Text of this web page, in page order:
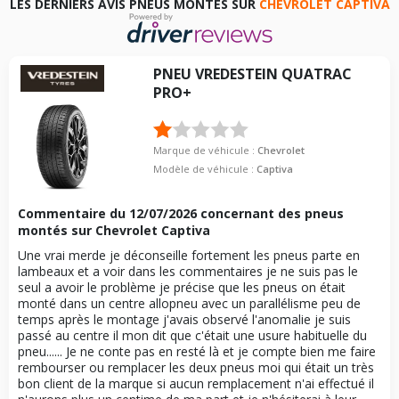
Numéro de moteur
Cylindrée cm3
1991
Puissance en Kw max
93
Type
Numéro d'identification
de véhicule
C100.140
VISSERIE CHEVROLET CAPTIVA VAN DEPUIS 06-2006 VCDI
(126CV)
Type de boulon
Taille de la tête de boulon
Force de rotation du
boulon
110
Pour la visserie, afin de garantir une parfaite compatibilité, nous
vous conseillons de contacter directement le constructeur.
Année de fin de
2011-02-01
Code motorisation
LLW
Numéro de moteur
Cylindrée cm3
1991
Puissance en Kw max
110
Type
Numéro d'identification
de véhicule
C100.140
VISSERIE CHEVROLET CAPTIVA VAN DEPUIS 06-2006 VCDI
TRACTION INTÉGRALE (150CV)
Type de boulon
M12x1.5
Taille de la tête de boulon
19
Force de rotation du
boulon
110
Pour la visserie, afin de garantir une parfaite compatibilité, nous
vous conseillons de contacter directement le constructeur.
LES DERNIERS AVIS PNEUS MONTÉS SUR CHEVROLET CAPTIVA
PNEUVREDESTEIN QUATRAC
PRO+
Marque de véhicule :Chevrolet
Modèle de véhicule :Captiva
Commentaire du 12/07/2026 concernant des pneus
montés sur Chevrolet Captiva
Une vrai merde je déconseille fortement les pneus parte en
lambeaux et a voir dans les commentaires je ne suis pas le
seul a avoir le problème je précise que les pneus on était
monté dans un centre allopneu avec un parallélisme peu de
temps après le montage j'avais observé l'anomalie je suis
passé au centre il mon dit que c'était une usure habituelle du
pneu...... Je ne conte pas en resté là et je compte bien me faire
rembourser ou remplacer les deux pneus moi qui était un très
bon client de la marque si aucun remplacement n'ai effectué il